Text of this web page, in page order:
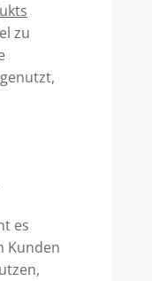
zu
es
Kunden